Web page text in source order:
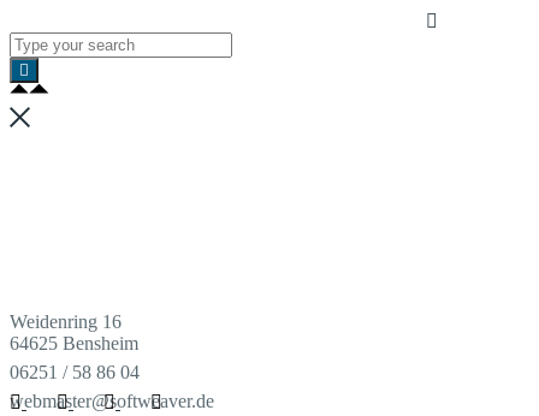
Weidenring 16
64625 Bensheim
06251 / 58 86 04
webmaster@softweaver.de